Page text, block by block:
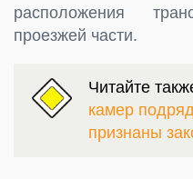
расположения
проезжей части.
Читайте
камер
признаны